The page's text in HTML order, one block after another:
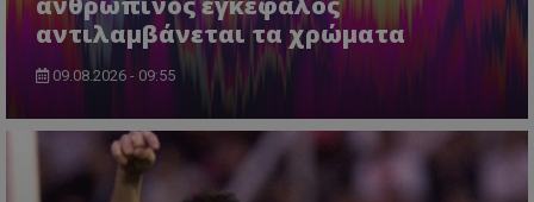
αντιλαμβάνεται τα χρώματα
09.08.2026 - 09:55